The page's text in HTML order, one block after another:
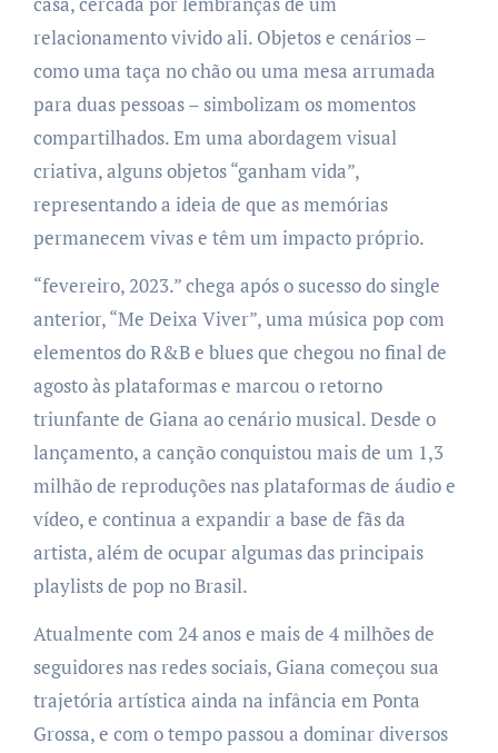
relacionamento vivido ali. Objetos e cenários –
como uma taça no chão ou uma mesa arrumada
para duas pessoas – simbolizam os momentos
compartilhados. Em uma abordagem visual
criativa, alguns objetos “ganham vida”,
representando a ideia de que as memórias
permanecem vivas e têm um impacto próprio.
“fevereiro, 2023.” chega após o sucesso do single
anterior, “Me Deixa Viver”, uma música pop com
elementos do R&B e blues que chegou no final de
agosto às plataformas e marcou o retorno
triunfante de Giana ao cenário musical. Desde o
lançamento, a canção conquistou mais de um 1,3
milhão de reproduções nas plataformas de áudio e
vídeo, e continua a expandir a base de fãs da
artista, além de ocupar algumas das principais
playlists de pop no Brasil.
Atualmente com 24 anos e mais de 4 milhões de
seguidores nas redes sociais, Giana começou sua
trajetória artística ainda na infância em Ponta
Grossa, e com o tempo passou a dominar diversos